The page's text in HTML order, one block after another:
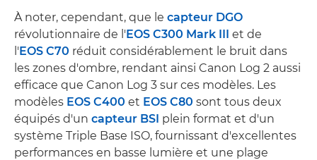
À noter, cependant, que le capteur DGO
révolutionnaire de l'EOS C300 Mark III et de
l'EOS C70 réduit considérablement le bruit dans
les zones d'ombre, rendant ainsi Canon Log 2 aussi
efficace que Canon Log 3 sur ces modèles. Les
modèles EOS C400 et EOS C80 sont tous deux
équipés d'un capteur BSI plein format et d'un
système Triple Base ISO, fournissant d'excellentes
performances en basse lumière et une plage